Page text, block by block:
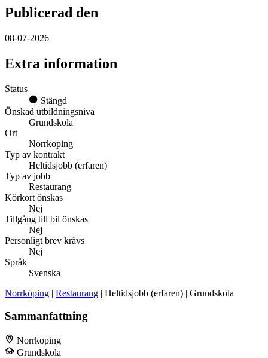
Publicerad den
08-07-2026
Extra information
Status
Stängd
Önskad utbildningsnivå
Grundskola
Ort
Norrkoping
Typ av kontrakt
Heltidsjobb (erfaren)
Typ av jobb
Restaurang
Körkort önskas
Nej
Tillgång till bil önskas
Nej
Personligt brev krävs
Nej
Språk
Svenska
Norrköping | Restaurang | Heltidsjobb (erfaren) | Grundskola
Sammanfattning
Norrkoping
Grundskola